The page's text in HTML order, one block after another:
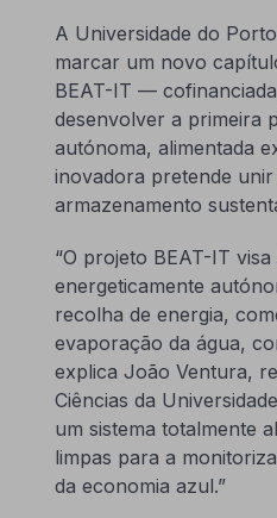
A Universidade do
marcar um novo
BEAT-IT —
desenvolver a primeira
autónoma, alimentada
inovadora pretende
armazenamento
“O projeto BEAT-IT
energeticamente
recolha de energia,
evaporação da água,
explica João Ventura,
Ciências da
um sistema totalmente
limpas para a
da economia azul.”